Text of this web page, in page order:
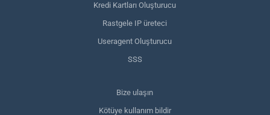
Kredi Kartları Oluşturucu
Rastgele IP üreteci
Useragent Oluşturucu
SSS
Bize ulaşın
Kötüye kullanım bildir